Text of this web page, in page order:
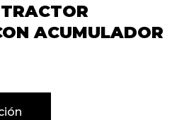
ACUMULADOR